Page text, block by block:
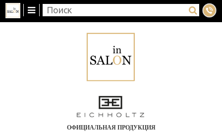
ОФИЦИАЛЬНАЯ ПРОДУКЦИЯ